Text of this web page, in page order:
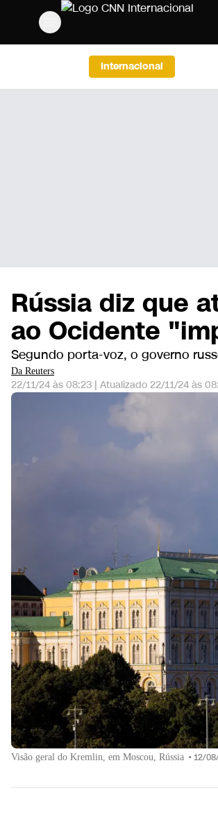
Internacional
Rússia diz que
ao Ocidente
Segundo porta-voz, o governo
Da Reuters
22/11/24 às 08:23 | Atualizado 22/11/24 às
Visão geral do Kremlin, em Moscou, Rússia •12/